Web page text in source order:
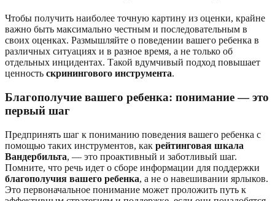
Чтобы получить наиболее точную картину из оценки, крайне
важно быть максимально честным и последовательным в
своих оценках. Размышляйте о поведении вашего ребенка в
различных ситуациях и в разное время, а не только об
отдельных инцидентах. Такой вдумчивый подход повышает
ценность скринингового инструмента.
Благополучие вашего ребенка: понимание — это
первый шаг
Предпринять шаг к пониманию поведения вашего ребенка с
помощью таких инструментов, как рейтинговая шкала
Вандербильта, — это проактивный и заботливый шаг.
Помните, что речь идет о сборе информации для поддержки
благополучия вашего ребенка, а не о навешивании ярлыков.
Это первоначальное понимание может проложить путь к